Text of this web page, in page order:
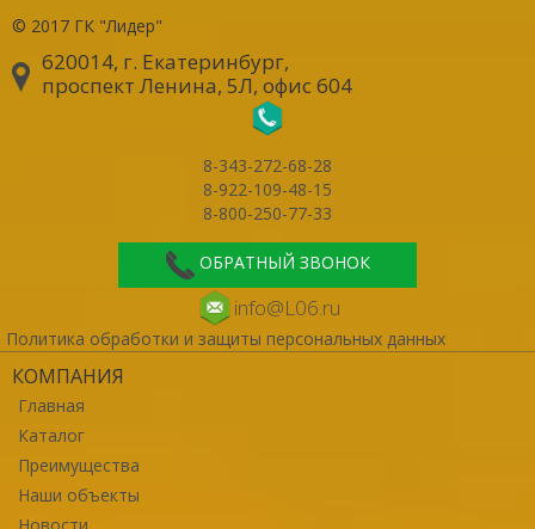
© 2017 ГК "Лидер"
620014, г. Екатеринбург,
проспект Ленина, 5Л, офис 604
8-343-272-68-28
8-922-109-48-15
8-800-250-77-33
ОБРАТНЫЙ ЗВОНОК
info@L06.ru
Политика обработки и защиты персональных данных
КОМПАНИЯ
Главная
Каталог
Преимущества
Наши объекты
Новости